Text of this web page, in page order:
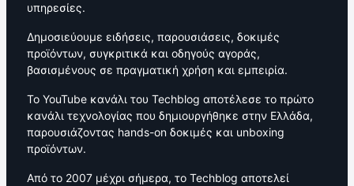
υπηρεσίες.
Δημοσιεύουμε ειδήσεις, παρουσιάσεις, δοκιμές
προϊόντων, συγκριτικά και οδηγούς αγοράς,
βασισμένους σε πραγματική χρήση και εμπειρία.
Το YouTube κανάλι του Techblog αποτέλεσε το πρώτο
κανάλι τεχνολογίας που δημιουργήθηκε στην Ελλάδα,
παρουσιάζοντας hands-on δοκιμές και unboxing
προϊόντων.
Από το 2007 μέχρι σήμερα, το Techblog αποτελεί